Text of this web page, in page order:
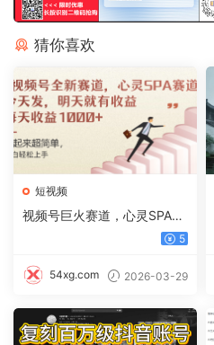
猜你喜欢
短视频
视频号巨火赛道，心灵SPA赛
道，做起来超简单，每天收益
5
54xg.com 2026-03-29